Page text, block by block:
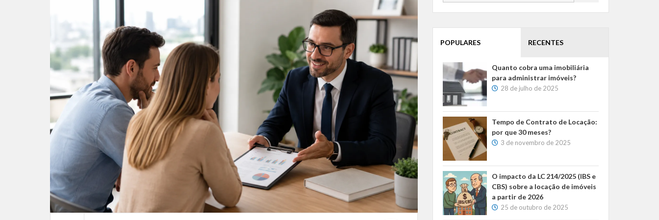
POPULARES RECENTES
Quanto cobra uma imobiliária
para administrar imóveis?
28 de julho de 2025
Tempo de Contrato de Locação:
por que 30 meses?
3 de novembro de 2025
O impacto da LC 214/2025 (IBS e
CBS) sobre a locação de imóveis
a partir de 2026
25 de outubro de 2025